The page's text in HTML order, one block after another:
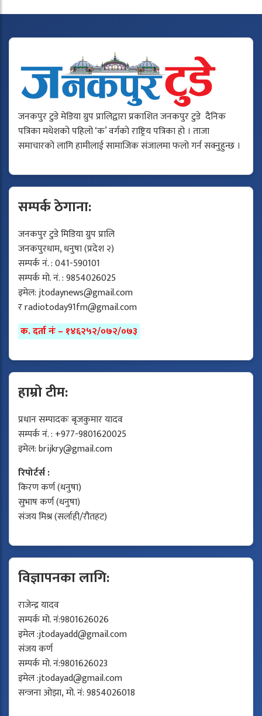
जनकपुर टुडे मेडिया ग्रुप प्रालिद्वारा प्रकाशित जनकपुर टुडे दैनिक
पत्रिका मधेशको पहिलो ‘क’ वर्गको राष्ट्रिय पत्रिका हो । ताजा
समाचारको लागि हामीलाई सामाजिक संजालमा फलो गर्न सक्नुहुन्छ ।
सम्पर्क ठेगाना:
जनकपुर टुडे मिडिया ग्रुप प्रालि
जनकपुरधाम, धनुषा (प्रदेश २)
सम्पर्क नं. : 041-590101
सम्पर्क मो. नं. : 9854026025
इमेल:jtodaynews@gmail.com
रradiotoday91fm@gmail.com
क. दर्ता नंः – १४६२५२/०७२/०७३
हाम्रो टीम:
प्रधान सम्पादकः बृजकुमार यादव
सम्पर्क नं. : +977-9801620025
इमेल:brijkry@gmail.com
रिपोर्टर्स :
किरण कर्ण (धनुषा)
सुभाष कर्ण (धनुषा)
संजय मिश्र (सर्लाही/रौतहट)
विज्ञापनका लागि:
राजेन्द्र यादव
सम्पर्क मो. नं:9801626026
इमेल :jtodayadd@gmail.com
संजय कर्ण
सम्पर्क मो. नं:9801626023
इमेल :jtodayad@gmail.com
सन्जना ओझा, मो. नं: 9854026018